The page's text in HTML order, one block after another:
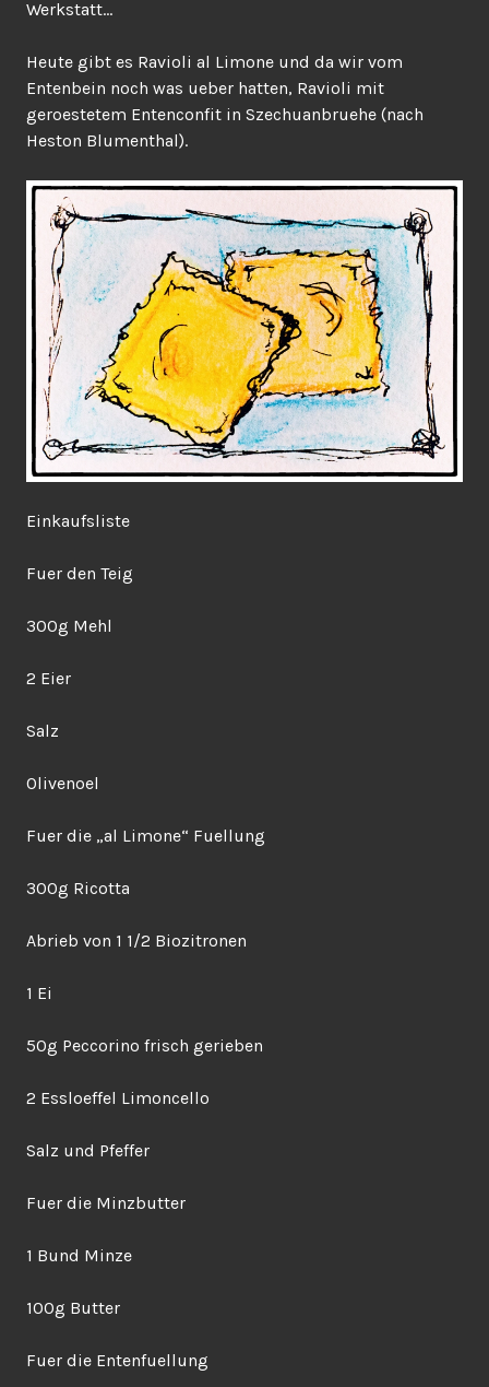
Werkstatt…
Heute gibt es Ravioli al Limone und da wir vom
Entenbein noch was ueber hatten, Ravioli mit
geroestetem Entenconfit in Szechuanbruehe (nach
Heston Blumenthal).
Einkaufsliste
Fuer den Teig
300g Mehl
2 Eier
Salz
Olivenoel
Fuer die „al Limone“ Fuellung
300g Ricotta
Abrieb von 1 1/2 Biozitronen
1 Ei
50g Peccorino frisch gerieben
2 Essloeffel Limoncello
Salz und Pfeffer
Fuer die Minzbutter
1 Bund Minze
100g Butter
Fuer die Entenfuellung